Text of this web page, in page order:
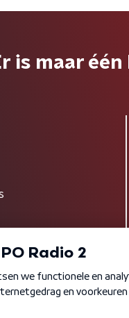
is maar één
Privacybeleid